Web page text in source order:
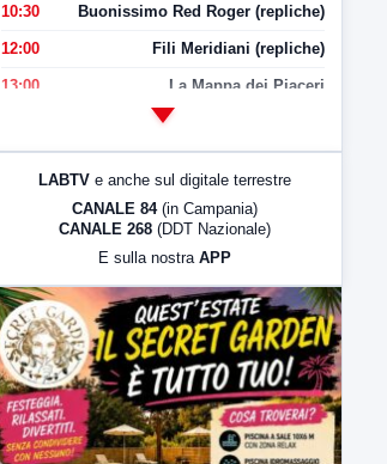
10:30 Buonissimo Red Roger (repliche)
12:00 Fili Meridiani (repliche)
13:00 La Mappa dei Piaceri
LabNews (Diretta)
23:00 LabNews (replica)
LABTV e anche sul digitale terrestre
CANALE 84 (in Campania)
CANALE 268 (DDT Nazionale)
E sulla nostra APP